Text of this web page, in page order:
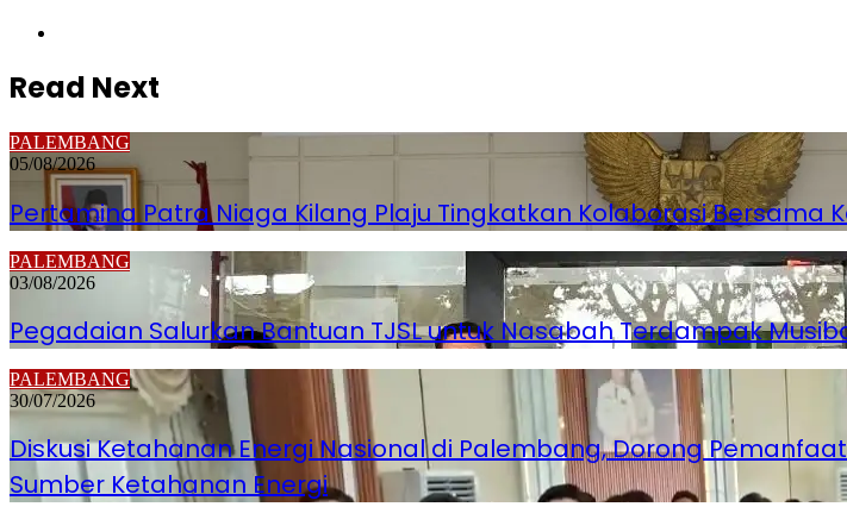
Read Next
PALEMBANG
05/08/2026
Pertamina Patra Niaga Kilang Plaju Tingkatkan Kolaborasi Bersama
PALEMBANG
03/08/2026
Pegadaian Salurkan Bantuan TJSL untuk Nasabah Terdampak
PALEMBANG
30/07/2026
Diskusi Ketahanan Energi Nasional di Palembang, Dorong
Sumber Ketahanan Energi